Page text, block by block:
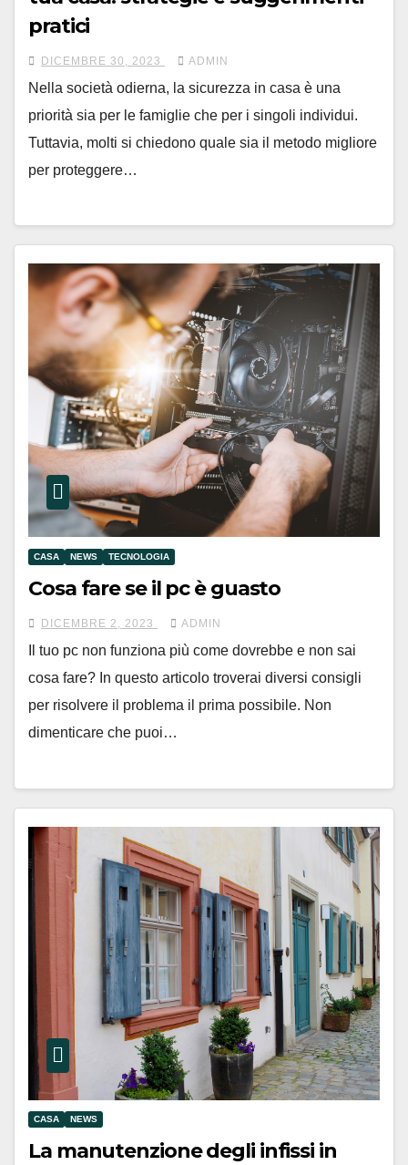
pratici
DICEMBRE 30, 2023 ADMIN
Nella società odierna, la sicurezza in casa è una
priorità sia per le famiglie che per i singoli individui.
Tuttavia, molti si chiedono quale sia il metodo migliore
per proteggere…
CASA NEWS TECNOLOGIA
Cosa fare se il pc è guasto
DICEMBRE 2, 2023 ADMIN
Il tuo pc non funziona più come dovrebbe e non sai
cosa fare? In questo articolo troverai diversi consigli
per risolvere il problema il prima possibile. Non
dimenticare che puoi…
CASA NEWS
La manutenzione degli infissi in